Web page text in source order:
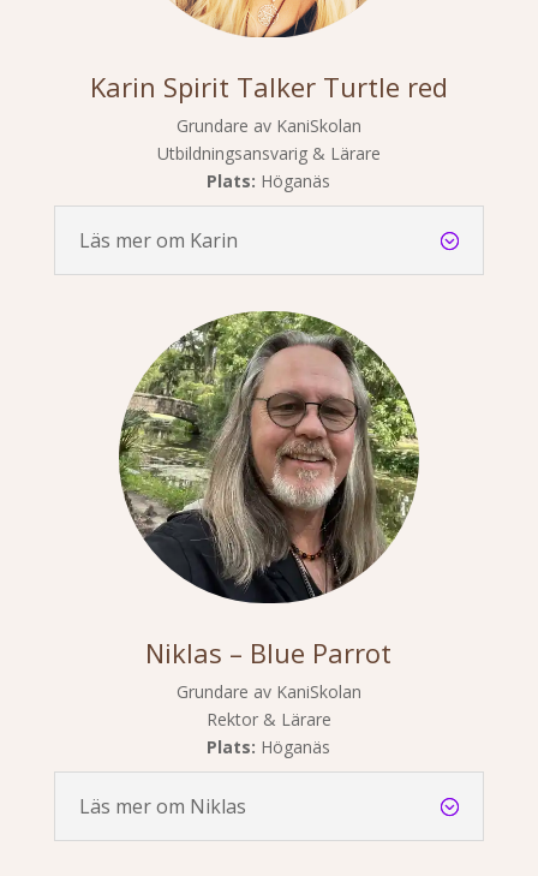
Karin Spirit Talker Turtle red
Grundare av KaniSkolan
Utbildningsansvarig & Lärare
Plats: Höganäs
Läs mer om Karin
Niklas – Blue Parrot
Grundare av KaniSkolan
Rektor & Lärare
Plats: Höganäs
Läs mer om Niklas